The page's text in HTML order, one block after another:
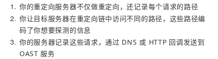
1 你的重定向服务器不仅做重定向，还记录每个请求的路径
2
你让目标服务器在重定向链中访问不同的路径，这些路径编
码了你想要探测的信息
3
你的服务器记录这些请求，通过 DNS 或 HTTP 回调发送到
OAST 服务